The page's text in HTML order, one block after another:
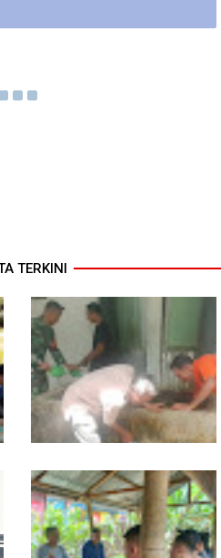
TERKINI
Semangat Gotong Royong,
Babinsa dan Warga Bersihkan
Penampungan Air Masjid